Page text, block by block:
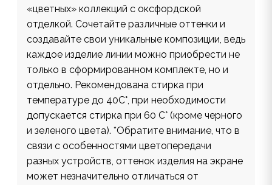
«цветных» коллекций с оксфордской
отделкой. Сочетайте различные оттенки и
создавайте свои уникальные композиции, ведь
каждое изделие линии можно приобрести не
только в сформированном комплекте, но и
отдельно. Рекомендована стирка при
температуре до 40С°, при необходимости
допускается стирка при 60 С° (кроме черного
и зеленого цвета). *Обратите внимание, что в
связи с особенностями цветопередачи
разных устройств, оттенок изделия на экране
может незначительно отличаться от